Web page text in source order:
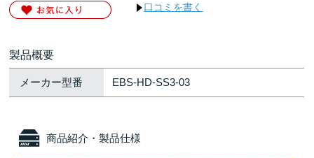
口コミを書く
製品概要
メーカー型番 EBS-HD-SS3-03
商品紹介・製品仕様